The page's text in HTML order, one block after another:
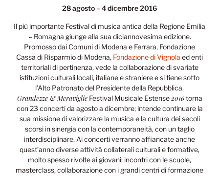
28 agosto – 4 dicembre 2016
Il più importante Festival di musica antica della Regione Emilia
– Romagna giunge alla sua diciannovesima edizione.
Promosso dai Comuni di Modena e Ferrara, Fondazione
Cassa di Risparmio di Modena, Fondazione di Vignola ed enti
territoriali di pertinenza, vede la collaborazione di svariate
istituzioni culturali locali, italiane e straniere e si tiene sotto
l’Alto Patronato del Presidente della Repubblica.
Grandezze & MeraviglieFestival Musicale Estense2016torna
con 23 concerti da agosto a dicembre; intende continuare la
sua missione di valorizzare la musica e la cultura dei secoli
scorsi in sinergia con la contemporaneità, con un taglio
interdisciplinare. Ai concerti verranno affiancate anche
quest’anno diverse attività collaterali culturali e formative,
molto spesso rivolte ai giovani: incontri con le scuole,
masterclass, collaborazione con i grandi centri di formazione